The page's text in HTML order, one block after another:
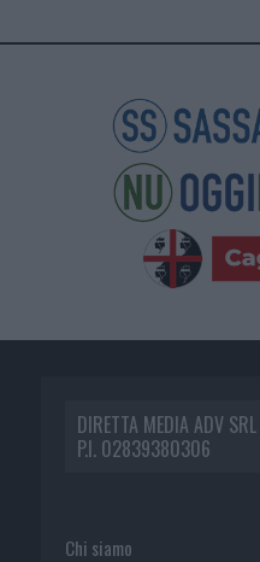
DIRETTA MEDIA ADV SRL
P.I. 02839380306
Chi siamo